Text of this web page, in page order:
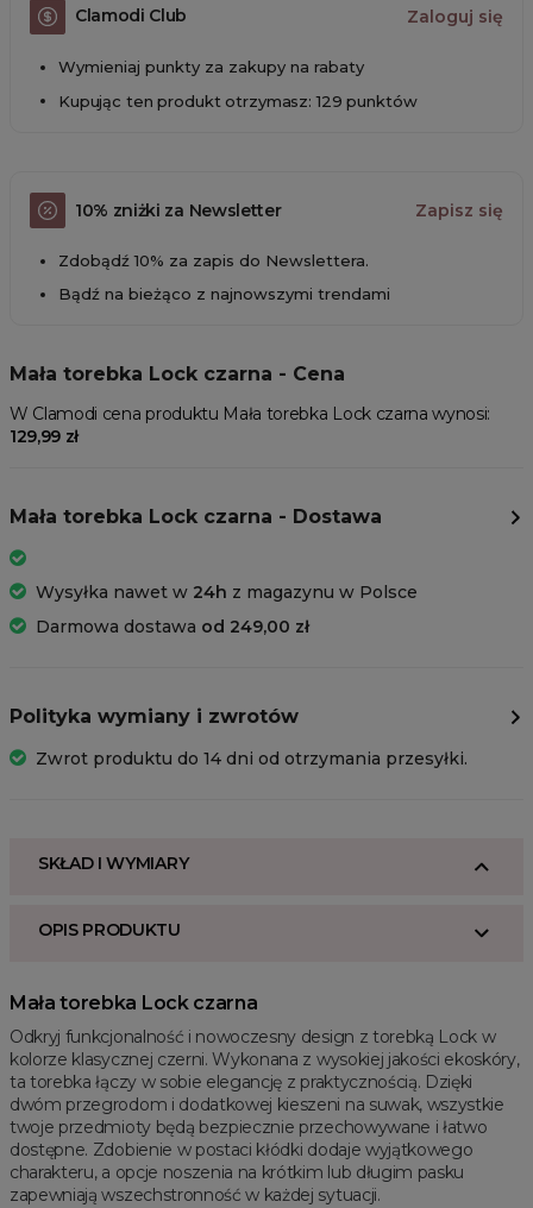
Clamodi Club Zaloguj się
Wymieniaj punkty za zakupy na rabaty
Kupując ten produkt otrzymasz: 129 punktów
10% zniżki za Newsletter Zapisz się
Zdobądź 10% za zapis do Newslettera.
Bądź na bieżąco z najnowszymi trendami
Mała torebka Lock czarna - Cena
W Clamodi cena produktu Mała torebka Lock czarna wynosi:
129,99 zł
Mała torebka Lock czarna - Dostawa
Wysyłka nawet w 24h z magazynu w Polsce
Darmowa dostawa od 249,00 zł
Polityka wymiany i zwrotów
Zwrot produktu do 14 dni od otrzymania przesyłki.
SKŁAD I WYMIARY
OPIS PRODUKTU
Mała torebka Lock czarna
Odkryj funkcjonalność i nowoczesny design z torebką Lock w
kolorze klasycznej czerni. Wykonana z wysokiej jakości ekoskóry,
ta torebka łączy w sobie elegancję z praktycznością. Dzięki
dwóm przegrodom i dodatkowej kieszeni na suwak, wszystkie
twoje przedmioty będą bezpiecznie przechowywane i łatwo
dostępne. Zdobienie w postaci kłódki dodaje wyjątkowego
charakteru, a opcje noszenia na krótkim lub długim pasku
zapewniają wszechstronność w każdej sytuacji.